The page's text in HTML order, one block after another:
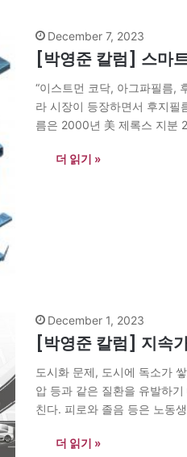
December 7, 2023
[박영준 칼럼] 스마
“이스트먼 코닥, 아그파필름,
라 시장이 등장하면서 후지필
름은 2000년 美 제록스 지분
하였다. 회사가 보유한 발전
더 읽기 »
December 1, 2023
[박영준 칼럼] 지속
도시화 문제, 도시에 독소가
압 등과 같은 질환을 유발하
친다. 피로와 졸음 등은 노동
더 읽기 »